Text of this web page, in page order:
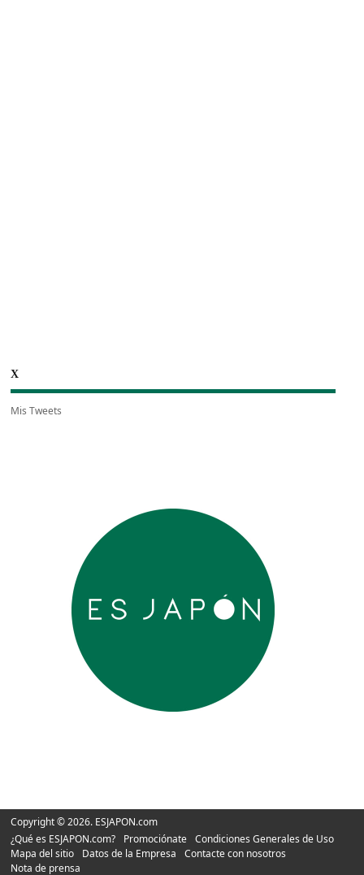
X
Mis Tweets
Copyright © 2026. ESJAPON.com
¿Qué es ESJAPON.com?
Promociónate
Condiciones Generales de Uso
Mapa del sitio
Datos de la Empresa
Contacte con nosotros
Nota de prensa